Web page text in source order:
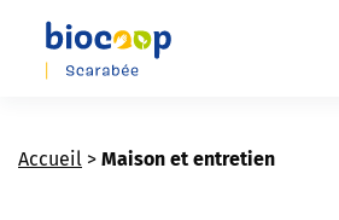
Skip
content
Accueil > Maison et entretien